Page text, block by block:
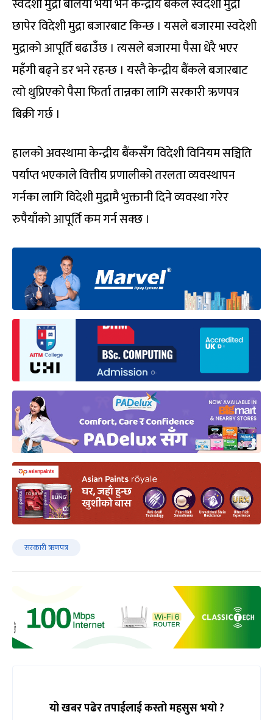
स्वदेशी मुद्रा बलियो भयो भने केन्द्रीय बैंकले स्वदेशी मुद्रा
छापेर विदेशी मुद्रा बजारबाट किन्छ । यसले बजारमा स्वदेशी
मुद्राको आपूर्ति बढाउँछ । त्यसले बजारमा पैसा धेरै भएर
महँगी बढ्ने डर भने रहन्छ । यस्तै केन्द्रीय बैंकले बजारबाट
त्यो थुप्रिएको पैसा फिर्ता तान्नका लागि सरकारी ऋणपत्र
बिक्री गर्छ ।
हालको अवस्थामा केन्द्रीय बैंकसँग विदेशी विनियम सञ्चिति
पर्याप्त भएकाले वित्तीय प्रणालीको तरलता व्यवस्थापन
गर्नका लागि विदेशी मुद्रामै भुक्तानी दिने व्यवस्था गरेर
रुपैयाँको आपूर्ति कम गर्न सक्छ ।
सरकारी ऋणपत्र
यो खबर पढेर तपाईलाई कस्तो महसुस भयो ?